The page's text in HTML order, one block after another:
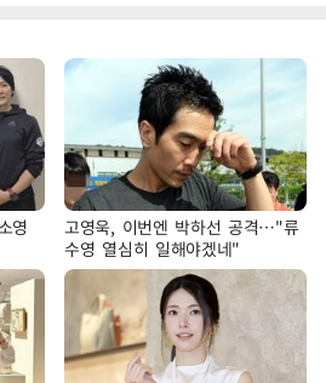
영
고영욱, 이번엔 박하선 공격…"류
수영 열심히 일해야겠네"